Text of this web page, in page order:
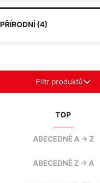
PŘÍRODNÍ (4)
Filtr produktů
TOP
ABECEDNĚ A -> Z
ABECEDNĚ Z -> A